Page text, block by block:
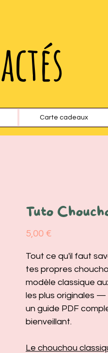
Carte cadeaux
Tuto
5,00 €Prix
Tout ce qu'il faut
tes propres
modèle classique
les plus originales —
un guide PDF
bienveillant.
Le chouchou